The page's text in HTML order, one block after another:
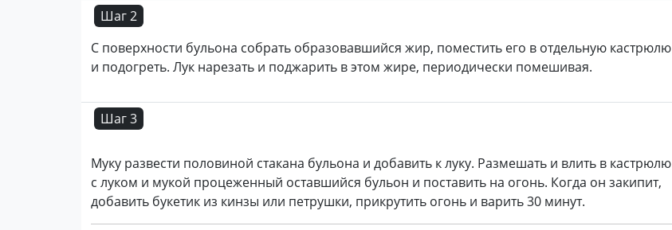
Шаг 2
С поверхности бульона собрать образовавшийся жир, поместить его в отдельную кастрюлю
и подогреть. Лук нарезать и поджарить в этом жире, периодически помешивая.
Шаг 3
Муку развести половиной стакана бульона и добавить к луку. Размешать и влить в кастрюлю
с луком и мукой процеженный оставшийся бульон и поставить на огонь. Когда он закипит,
добавить букетик из кинзы или петрушки, прикрутить огонь и варить 30 минут.